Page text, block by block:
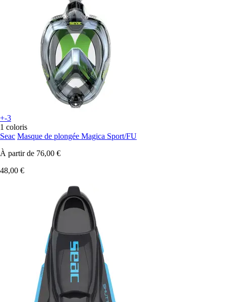
+-3
1 coloris
Seac Masque de plongée Magica Sport/FU
À partir de 76,00 €
48,00 €